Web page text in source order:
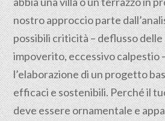
nostro approccio parte
possibili criticità – deflusso delle
impoverito, eccessivo calpestio
l’elaborazione di un progetto
efficaci e sostenibili. Perché il
deve essere ornamentale e